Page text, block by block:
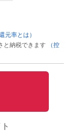
還元率とは）
と納税できます
（控